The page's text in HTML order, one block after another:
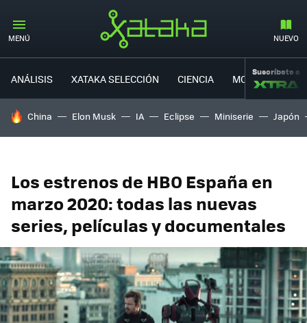
MENÚ NUEVO
ANÁLISIS XATAKA SELECCIÓN CIENCIA MOVILIDAD
Suscríbete a
HOY SE HABLA DE
China Elon Musk IA Eclipse Miniserie Japón
Los estrenos de HBO España en
marzo 2020: todas las nuevas
series, películas y documentales